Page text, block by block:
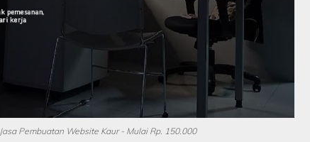
Jasa Pembuatan Website Kaur - Mulai Rp. 150.000